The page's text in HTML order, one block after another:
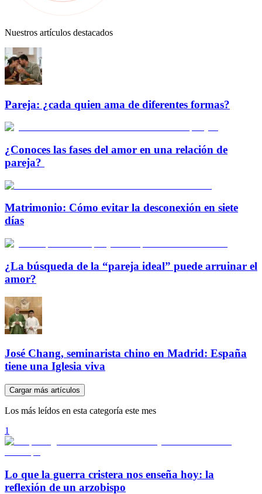
Nuestros artículos destacados
Pareja: ¿cada quien ama de diferentes formas?
¿Conoces las fases del amor en una relación de
pareja?
Matrimonio: Cómo evitar la desconexión en siete
días
¿La búsqueda de la “pareja ideal” puede arruinar el
amor?
José Chang, seminarista chino en Madrid: España
tiene una Iglesia viva
Cargar más artículos
Los más leídos en esta categoría este mes
1
Lo que la guerra cristera nos enseña hoy: la
reflexión de un arzobispo